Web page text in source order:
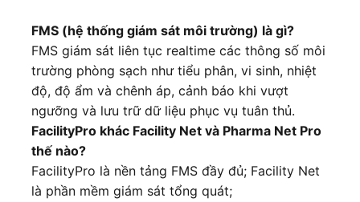
FMS (hệ thống giám sát môi trường) là gì?
FMS giám sát liên tục realtime các thông số môi
trường phòng sạch như tiểu phân, vi sinh, nhiệt
độ, độ ẩm và chênh áp, cảnh báo khi vượt
ngưỡng và lưu trữ dữ liệu phục vụ tuân thủ.
FacilityPro khác Facility Net và Pharma Net Pro
thế nào?
FacilityPro là nền tảng FMS đầy đủ; Facility Net
là phần mềm giám sát tổng quát;